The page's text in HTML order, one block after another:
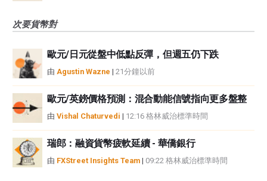
次要貨幣對
歐元/日元從盤中低點反彈，但週五仍下跌
由 Agustin Wazne | 21分鐘以前
歐元/英鎊價格預測：混合動能信號指向更多盤整
由 Vishal Chaturvedi | 12:16 格林威治標準時間
瑞郎：融資貨幣疲軟延續 - 華僑銀行
由 FXStreet Insights Team | 09:22 格林威治標準時間